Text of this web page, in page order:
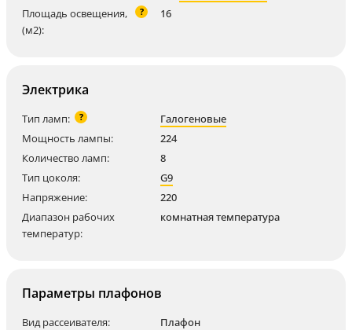
Площадь освещения,
(м2):
? 16
Электрика
Тип ламп: ?
Галогеновые
Мощность лампы:
224
Количество ламп:
8
Тип цоколя:
G9
Напряжение:
220
Диапазон рабочих
температур:
комнатная температура
Параметры плафонов
Вид рассеивателя:
Плафон